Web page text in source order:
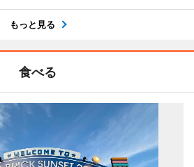
もっと見る
食べる